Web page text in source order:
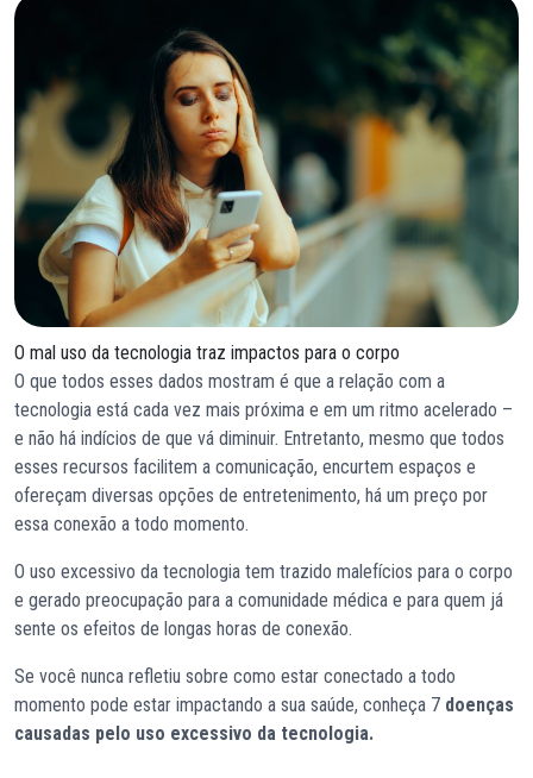
O mal uso da tecnologia traz impactos para o corpo
O que todos esses dados mostram é que a relação com a
tecnologia está cada vez mais próxima e em um ritmo acelerado –
e não há indícios de que vá diminuir. Entretanto, mesmo que todos
esses recursos facilitem a comunicação, encurtem espaços e
ofereçam diversas opções de entretenimento, há um preço por
essa conexão a todo momento.
O uso excessivo da tecnologia tem trazido malefícios para o corpo
e gerado preocupação para a comunidade médica e para quem já
sente os efeitos de longas horas de conexão.
Se você nunca refletiu sobre como estar conectado a todo
momento pode estar impactando a sua saúde, conheça 7 doenças
causadas pelo uso excessivo da tecnologia.